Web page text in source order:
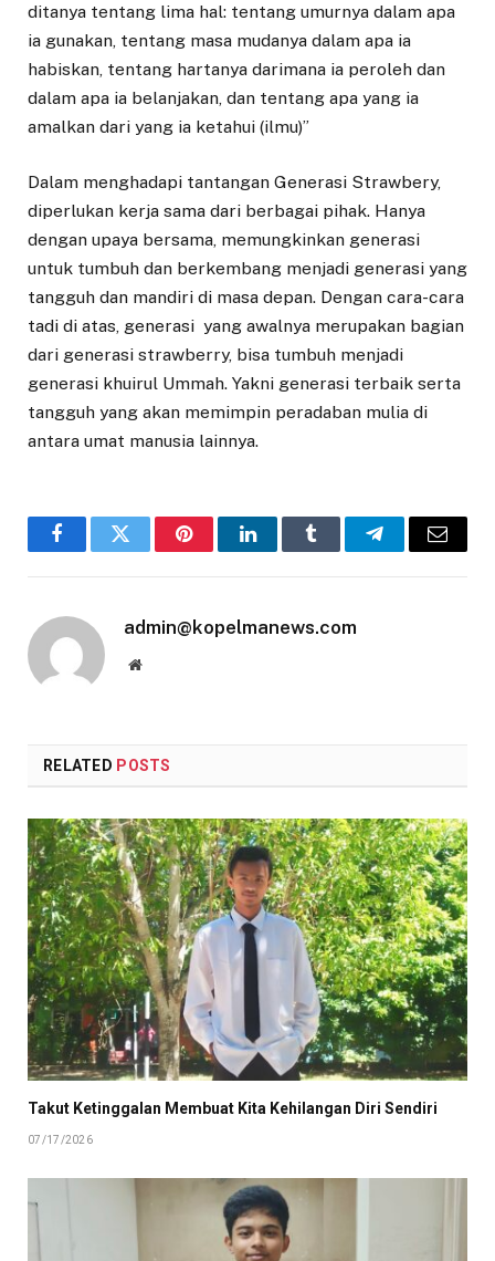
ditanya tentang lima hal: tentang umurnya dalam apa
ia gunakan, tentang masa mudanya dalam apa ia
habiskan, tentang hartanya darimana ia peroleh dan
dalam apa ia belanjakan, dan tentang apa yang ia
amalkan dari yang ia ketahui (ilmu)”
Dalam menghadapi tantangan Generasi Strawbery,
diperlukan kerja sama dari berbagai pihak. Hanya
dengan upaya bersama, memungkinkan generasi
untuk tumbuh dan berkembang menjadi generasi yang
tangguh dan mandiri di masa depan. Dengan cara-cara
tadi di atas, generasi yang awalnya merupakan bagian
dari generasi strawberry, bisa tumbuh menjadi
generasi khuirul Ummah. Yakni generasi terbaik serta
tangguh yang akan memimpin peradaban mulia di
antara umat manusia lainnya.
FacebookTwitter PinterestLinkedInTumblr TelegramEmail
admin@kopelmanews.com
Website
RELATED POSTS
Takut Ketinggalan Membuat Kita Kehilangan Diri Sendiri
07/17/2026